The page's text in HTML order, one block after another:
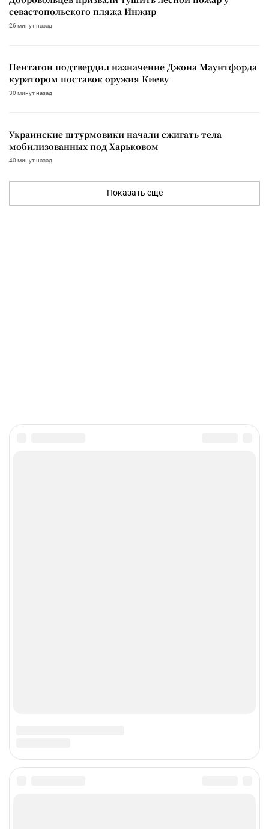
севастопольского пляжа Инжир
26 минут назад
Пентагон подтвердил назначение Джона Маунтфорда
куратором поставок оружия Киеву
30 минут назад
Украинские штурмовики начали сжигать тела
мобилизованных под Харьковом
40 минут назад
Показать ещё